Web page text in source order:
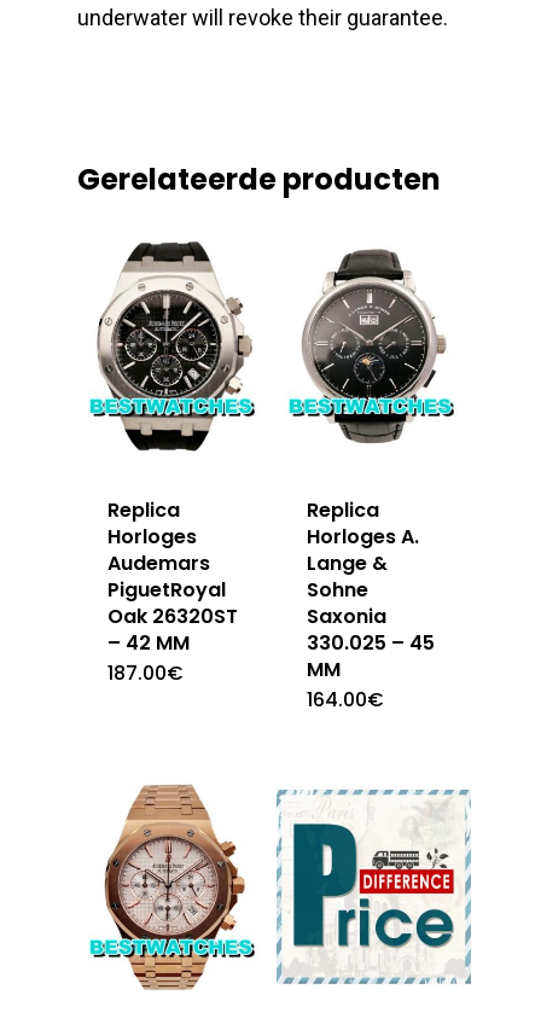
underwater will revoke their guarantee.
Gerelateerde producten
Replica
Horloges
Audemars
PiguetRoyal
Oak 26320ST
– 42 MM
187.00€
Replica
Horloges A.
Lange &
Sohne
Saxonia
330.025 – 45
MM
164.00€